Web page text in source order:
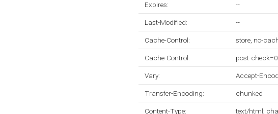
Expires: --
Last-Modified: --
Cache-Control: store, no-
Cache-Control: post-
Vary: Accept-
Transfer-Encoding: chunked
Content-Type: text/html;